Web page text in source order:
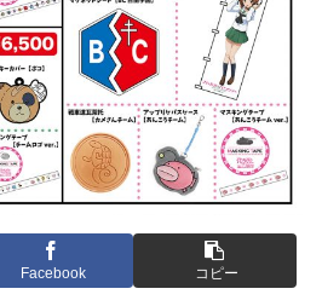
Facebook コピー